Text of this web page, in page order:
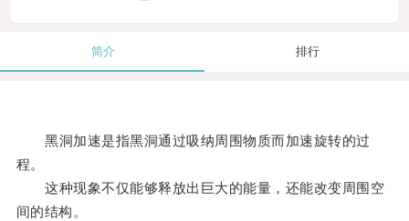
简介 排行
黑洞加速是指黑洞通过吸纳周围物质而加速旋转的过
程。
这种现象不仅能够释放出巨大的能量，还能改变周围空
间的结构。